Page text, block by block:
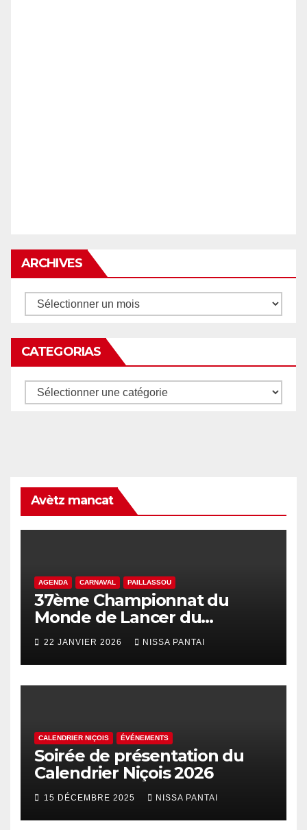
ARCHIVES
Archives
CATEGORIAS
Categorias
Avètz mancat
AGENDA CARNAVAL PAILLASSOU
37ème Championnat du
Monde de Lancer du
Palhasso
22 JANVIER 2026 NISSA PANTAI
CALENDRIER NIÇOIS ÉVÉNEMENTS
Soirée de présentation du
Calendrier Niçois 2026
15 DÉCEMBRE 2025 NISSA PANTAI